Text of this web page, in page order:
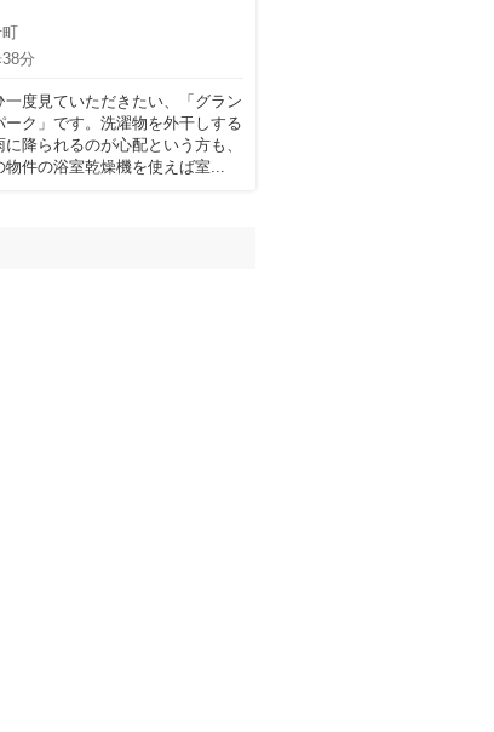
分
一度見ていただきたい、「グラン
ーク」です。洗濯物を外干しする
に降られるのが心配という方も、
物件の浴室乾燥機を使えば室...